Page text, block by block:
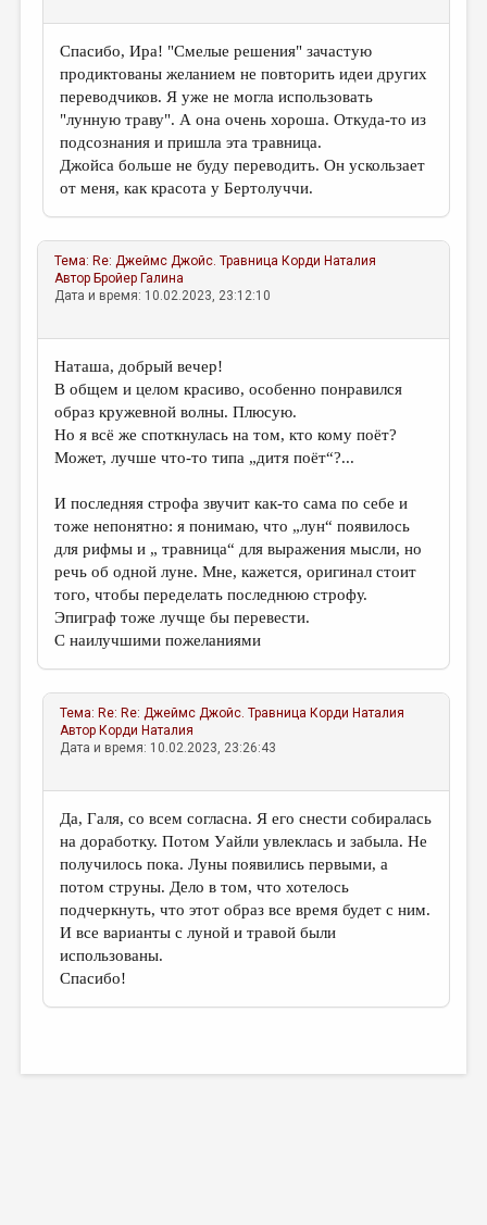
Спасибо, Ира! "Смелые решения" зачастую
продиктованы желанием не повторить идеи других
переводчиков. Я уже не могла использовать
"лунную траву". А она очень хороша. Откуда-то из
подсознания и пришла эта травница.
Джойса больше не буду переводить. Он ускользает
от меня, как красота у Бертолуччи.
Тема: Re: Джеймс Джойс. Травница Корди Наталия
Автор Бройер Галина
Дата и время: 10.02.2023, 23:12:10
Наташа, добрый вечер!
В общем и целом красиво, особенно понравился
образ кружевной волны. Плюсую.
Но я всё же споткнулась на том, кто кому поёт?
Может, лучше что-то типа „дитя поёт“?...
И последняя строфа звучит как-то сама по себе и
тоже непонятно: я понимаю, что „лун“ появилось
для рифмы и „ травница“ для выражения мысли, но
речь об одной луне. Мне, кажется, оригинал стоит
того, чтобы переделать последнюю строфу.
Эпиграф тоже лучще бы перевести.
С наилучшими пожеланиями
Тема: Re: Re: Джеймс Джойс. Травница Корди Наталия
Автор Корди Наталия
Дата и время: 10.02.2023, 23:26:43
Да, Галя, со всем согласна. Я его снести собиралась
на доработку. Потом Уайли увлеклась и забыла. Не
получилось пока. Луны появились первыми, а
потом струны. Дело в том, что хотелось
подчеркнуть, что этот образ все время будет с ним.
И все варианты с луной и травой были
использованы.
Спасибо!